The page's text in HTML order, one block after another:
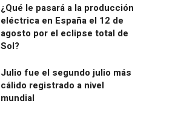
¿Qué le pasará a la producción
eléctrica en España el 12 de
agosto por el eclipse total de
Sol?
Julio fue el segundo julio más
cálido registrado a nivel
mundial